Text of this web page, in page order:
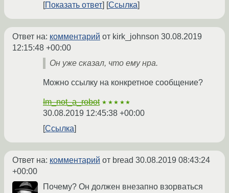
Показать ответ
Ссылка
Ответ на: комментарий от kirk_johnson 30.08.2019
12:15:48 +00:00
Он уже сказал, что ему нра.
Можно ссылку на конкретное сообщение?
Im_not_a_robot ★★★★★
30.08.2019 12:45:38 +00:00
Ссылка
Ответ на: комментарий от bread 30.08.2019 08:43:24
+00:00
Почему? Он должен внезапно взорваться